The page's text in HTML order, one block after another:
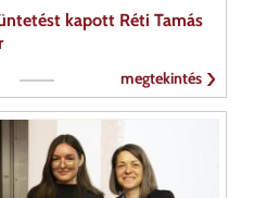
kapott Réti Tamás
megtekintés